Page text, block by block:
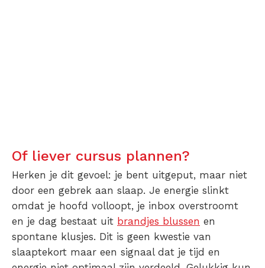
Of liever cursus plannen?
Herken je dit gevoel: je bent uitgeput, maar niet
door een gebrek aan slaap. Je energie slinkt
omdat je hoofd volloopt, je inbox overstroomt
en je dag bestaat uit brandjes blussen en
spontane klusjes. Dit is geen kwestie van
slaaptekort maar een signaal dat je tijd en